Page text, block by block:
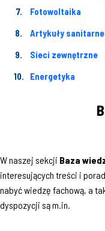
Fotowoltaika
Artykuły sanitarne
Sieci zewnętrzne
Energetyka
W naszej sekcji Baza
interesujących treści i
nabyć wiedzę fachową, a
dyspozycji są m.in.